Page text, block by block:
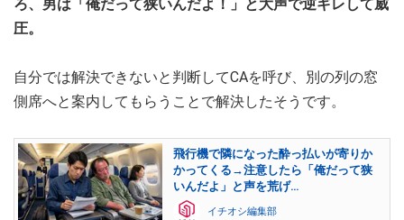
ろ、男は「俺だって狭いんだよ！」と大声で逆ギレして威
圧。
自分では解決できないと判断してCAを呼び、別の列の窓
側席へと案内してもらうことで解決したそうです。
飛行機で隣になった酔っ払いが寄りか
かってくる→注意したら「俺だって狭
いんだよ」と声を荒げ…
イチオシ編集部